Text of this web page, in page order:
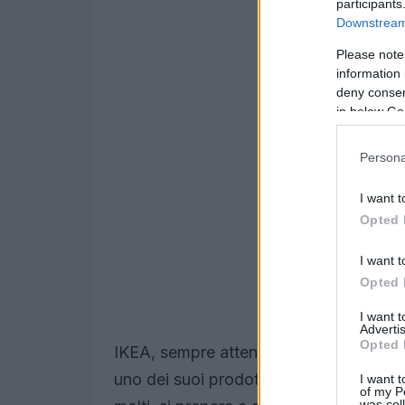
Please
information
deny
in below
I want
Opted
I want
Opted
I want
Opted
I want
of my
IKEA, sempre attenta alle esigenze
uno dei suoi prodotti più iconici: la